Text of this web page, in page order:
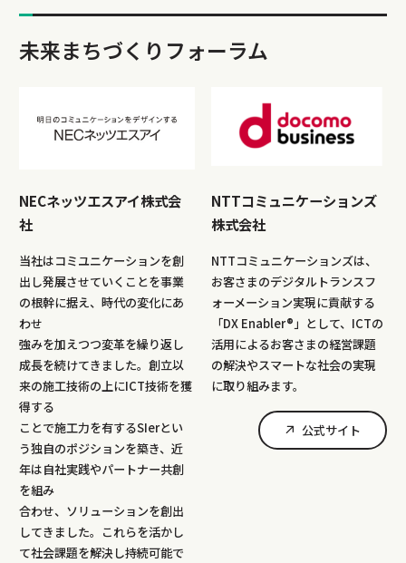
未来まちづくりフォーラム
NECネッツエスアイ株式会
社
当社はコミユニケーションを創
出し発展させていくことを事業
の根幹に据え、時代の変化にあ
わせ
強みを加えつつ変革を繰り返し
成長を続けてきました。創立以
来の施工技術の上にICT技術を獲
得する
ことで施工力を有するSIerとい
う独自のポジションを築き、近
年は自社実践やパートナー共創
を組み
合わせ、ソリューションを創出
してきました。これらを活かし
て社会課題を解決し持続可能で
NTTコミュニケーションズ
株式会社
NTTコミュニケーションズは、
お客さまのデジタルトランスフ
ォーメーション実現に貢献する
「DX Enabler®」として、ICTの
活用によるお客さまの経営課題
の解決やスマートな社会の実現
に取り組みます。
公式サイト